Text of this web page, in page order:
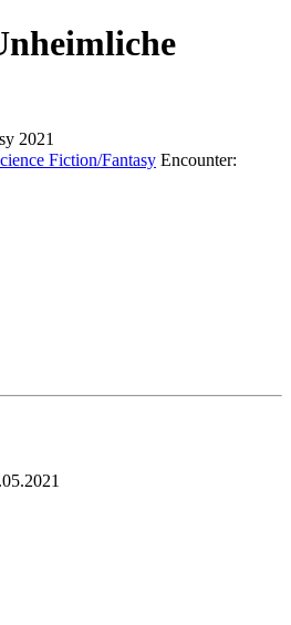
2021
Fiction/Fantasy Encounter: